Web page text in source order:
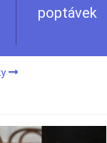
poptávek